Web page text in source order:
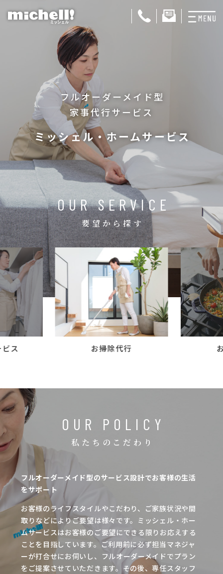
お料理代行
おためしサービス
サービス一覧
ご契約者さま限定サ
会社紹介
コラム
ご案内
お知らせ
家事スタッフ募集
働く仲間インタビュー
フルオーダーメイド型
家事代行サービス
ミッシェル・ホームサービス
OUR SERVICE
要望から探す
ス お掃除代行
OUR POLICY
私たちのこだわり
フルオーダーメイド型のサービス設計でお客様の生活
をサポート
お客様のライフスタイルやこだわり、ご家族状況や間
取りなどによりご要望は様々です。ミッシェル・ホー
ムサービスはお客様のご要望にできる限りお応えする
ことを目指しています。ご利用前に必ず担当マネジャ
ーが打合せにお伺いし、フルオーダーメイドでプラン
をご提案させていただきます。その後、専任スタッフ